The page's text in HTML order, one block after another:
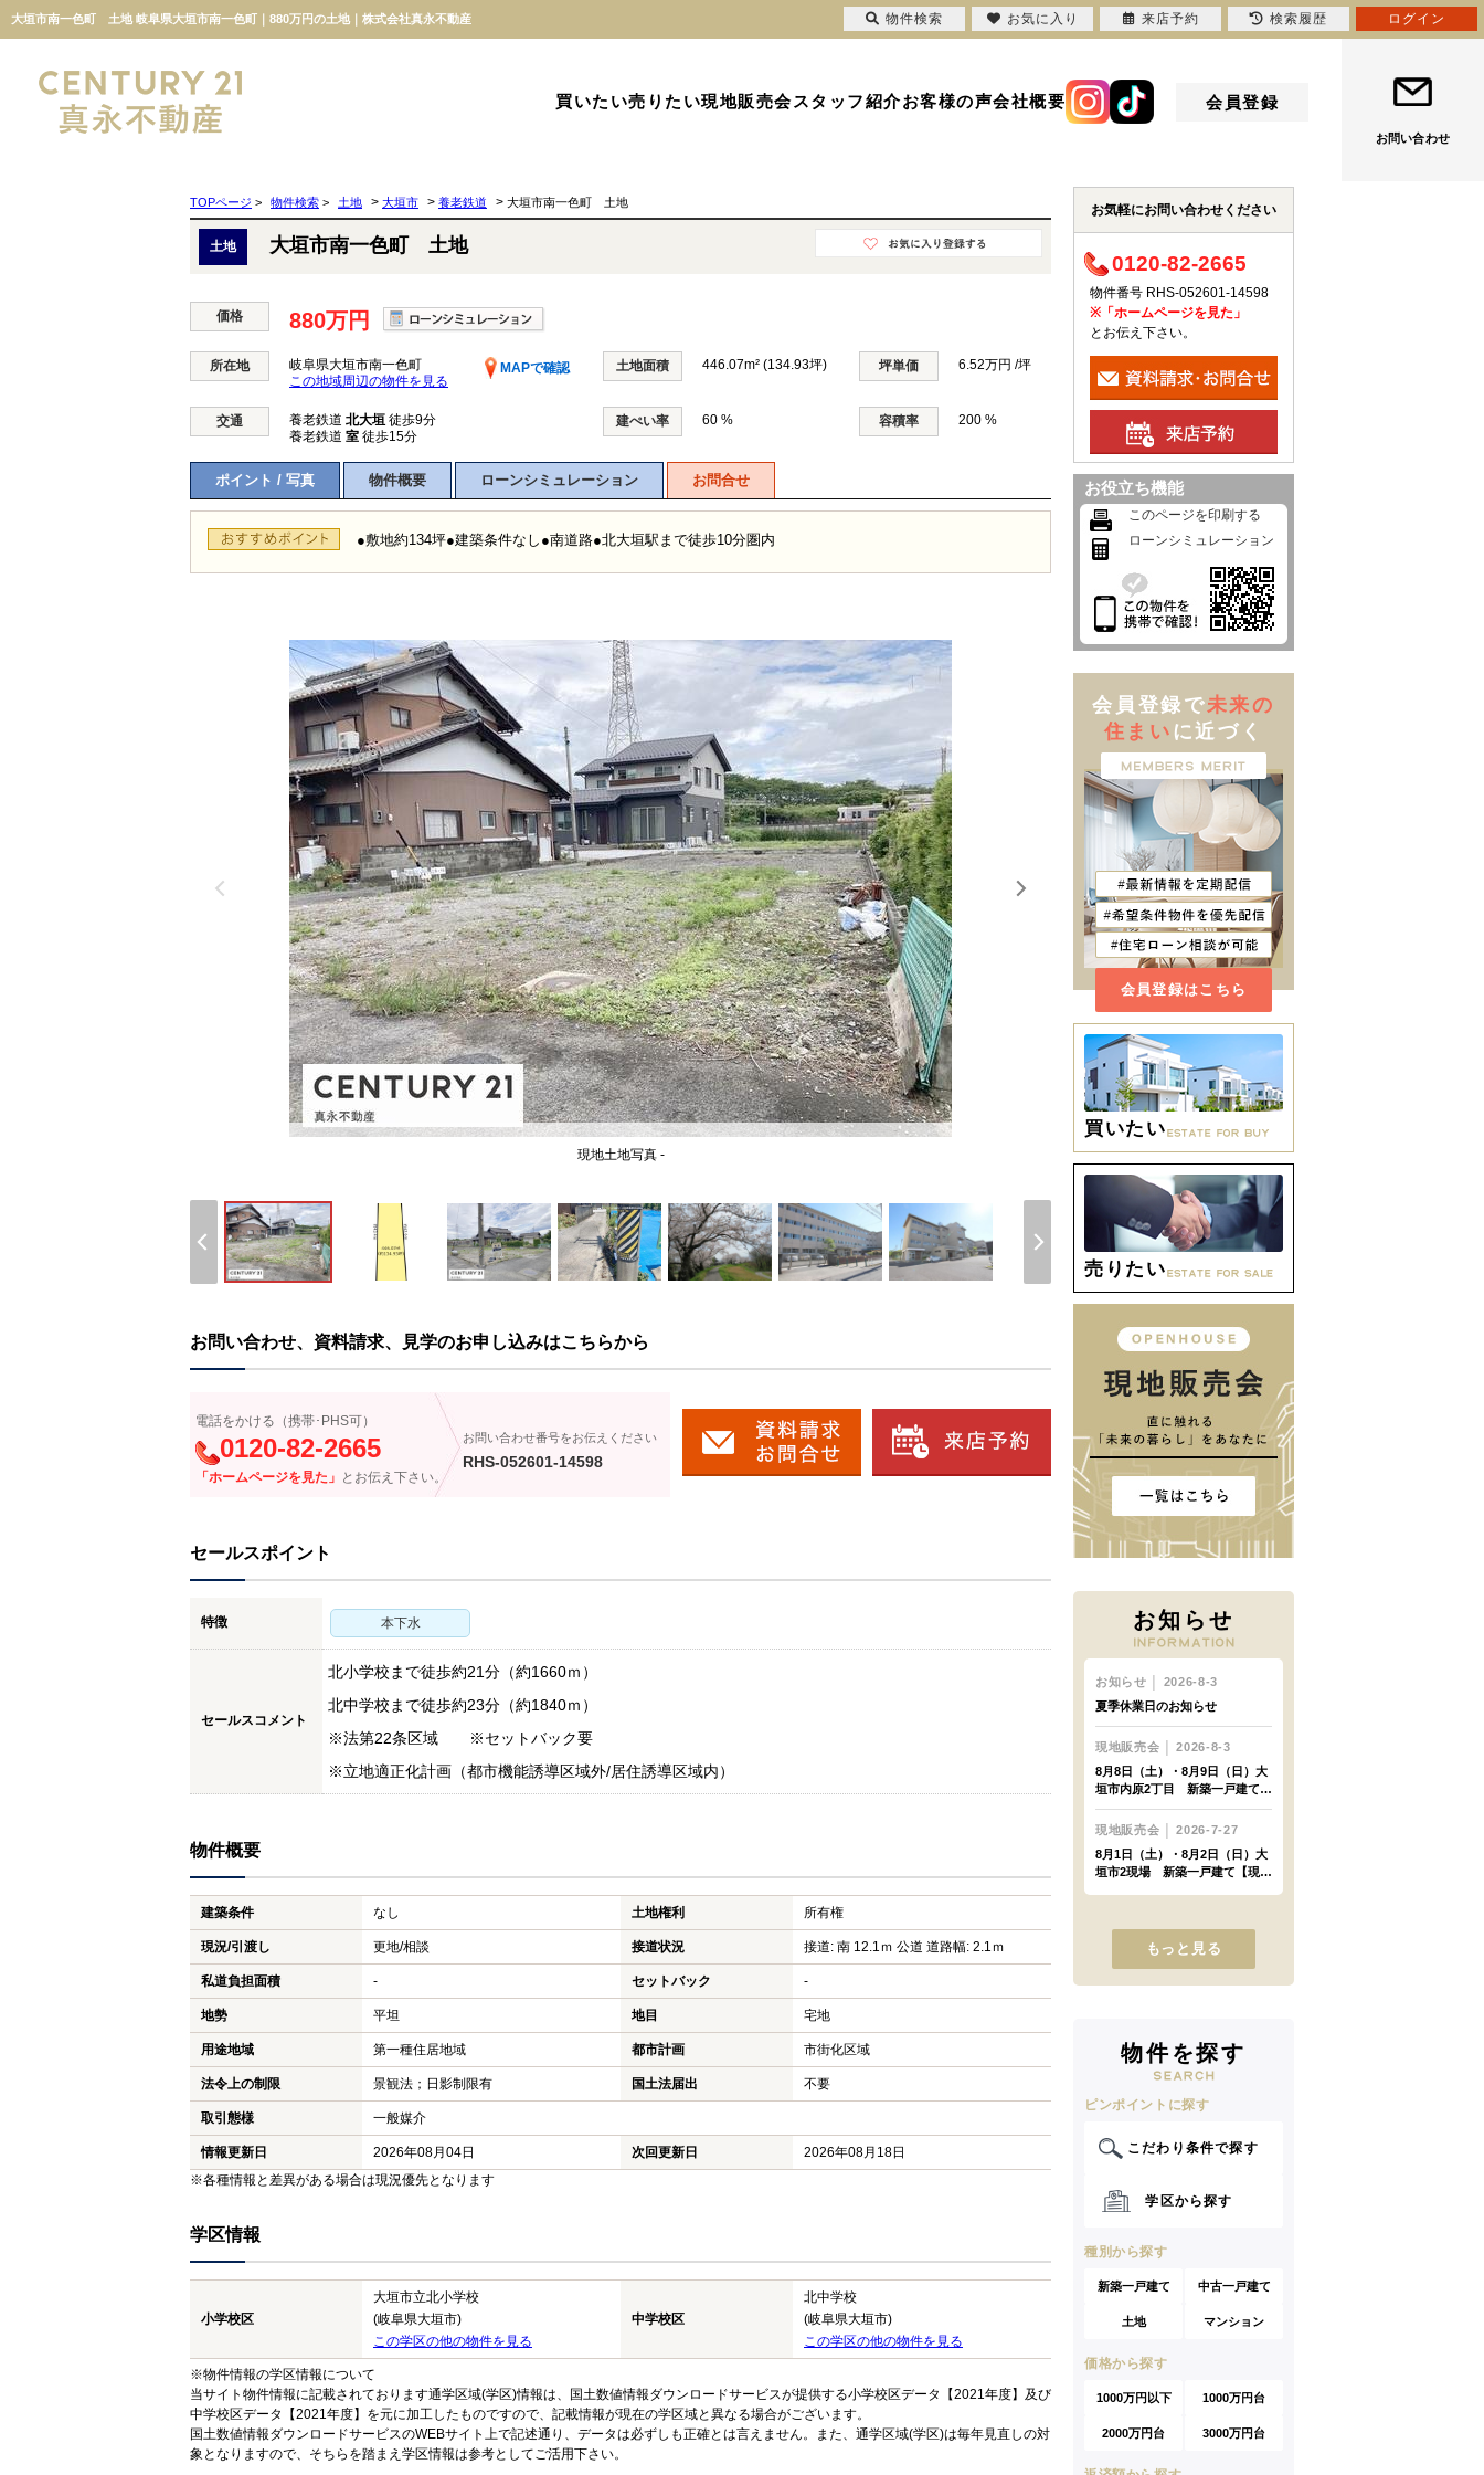
大垣市南一色町 土地 岐阜県大垣市南一色町｜880万円の土地｜株式会社真永不動産
買いたい売りたい現地販売会スタッフ紹介お客様の声会社概要 会員登録
お問い合わせ
TOPページ > 物件検索 > 土地 > 大垣市 > 養老鉄道 > 大垣市南一色町 土地
土地 大垣市南一色町 土地
価格 880万円
所在地 岐阜県大垣市南一色町
MAPで確認
この地域周辺の物件を見る
土地面積 446.07m² (134.93坪) 坪単価 6.52万円 /坪
交通 養老鉄道 北大垣 徒歩9分
養老鉄道 室 徒歩15分
建ぺい率 60 % 容積率 200 %
ポイント / 写真 物件概要 ローンシミュレーション お問合せ
●敷地約134坪●建築条件なし●南道路●北大垣駅まで徒歩10分圏内
現地土地写真 -
お問い合わせ、資料請求、見学のお申し込みはこちらから
電話をかける（携帯･PHS可）
0120-82-2665
「ホームページを見た」 とお伝え下さい。
お問い合わせ番号をお伝えください
RHS-052601-14598
セールスポイント
特徴 本下水
セールスコメント
北小学校まで徒歩約21分（約1660ｍ）
北中学校まで徒歩約23分（約1840ｍ）
※法第22条区域 ※セットバック要
※立地適正化計画（都市機能誘導区域外/居住誘導区域内）
物件概要
建築条件 なし 土地権利 所有権
現況/引渡し 更地/相談 接道状況 接道: 南 12.1ｍ 公道 道路幅: 2.1ｍ
私道負担面積 - セットバック -
地勢 平坦 地目 宅地
用途地域 第一種住居地域 都市計画 市街化区域
法令上の制限 景観法；日影制限有 国土法届出 不要
取引態様 一般媒介
情報更新日 2026年08月04日 次回更新日
2026年08月18日
※各種情報と差異がある場合は現況優先となります
学区情報
小学校区
大垣市立北小学校
(岐阜県大垣市)
この学区の他の物件を見る
中学校区
北中学校
(岐阜県大垣市)
この学区の他の物件を見る
※物件情報の学区情報について
当サイト物件情報に記載されております通学区域(学区)情報は、国土数値情報ダウンロードサービスが提供する小学校区データ【2021年度】及び
中学校区データ【2021年度】を元に加工したものですので、記載情報が現在の学区域と異なる場合がございます。
国土数値情報ダウンロードサービスのWEBサイト上で記述通り、データは必ずしも正確とは言えません。また、通学区域(学区)は毎年見直しの対
象となりますので、そちらを踏まえ学区情報は参考としてご活用下さい。
お気軽にお問い合わせください
0120-82-2665
物件番号 RHS-052601-14598
※「ホームページを見た」
とお伝え下さい。
お役立ち機能
このページを印刷する
ローンシミュレーション
会員登録で未来の
住まい に近づく
会員登録はこちら
買いたい
売りたい
お知らせ
もっと見る
物件を探す
ピンポイントに探す
こだわり条件で探す
学区から探す
種別から探す
新築一戸建て 中古一戸建て
土地 マンション
価格から探す
1000万円以下 1000万円台
2000万円台 3000万円台
物件検索 お気に入り 来店予約 検索履歴 ログイン